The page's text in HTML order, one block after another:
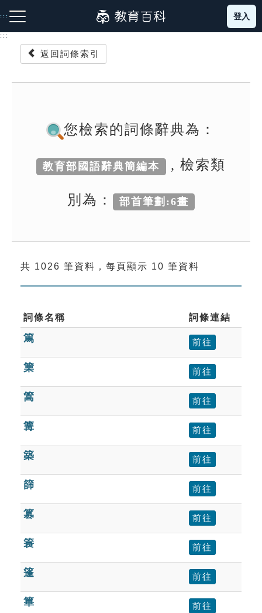
到
主
:::
成語故事
索引選單
單字索引
生命大百科索引
遊戲專區
教學應用
貓頭鷹博士
登入
:::
返回詞條索引
您檢索的詞條辭典為：
教育部國語辭典簡編本 , 檢索類
別為： 部首筆劃:6畫
共 1026 筆資料，每頁顯示 10 筆資料
詞條名稱 詞條連結
篤 前往
篥 前往
篙 前往
篝 前往
築 前往
篩 前往
篡 前往
簑 前往
篷 前往
篳 前往